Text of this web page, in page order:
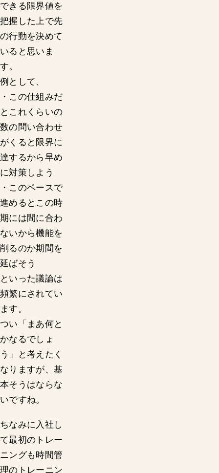
できる限界値を
把握した上で先
の行動を決めて
いると思いま
す。
例として、
・この仕組みだ
とこれくらいの
数の問い合わせ
がくると限界に
達するから早め
に対策しよう
・このペースで
進めるとこの時
期には間に合わ
ないから機能を
削るのか期間を
延ばそう
といった議論は
頻繁にされてい
ます。
つい「まあ何と
かなるでしょ
う」と考えたく
なりますが、基
本そうはならな
いですね。
ちなみに入社し
て最初のトレー
ニングも時間管
理のトレーニン